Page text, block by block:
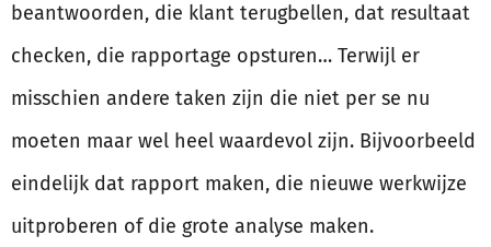
beantwoorden, die klant terugbellen, dat resultaat
checken, die rapportage opsturen… Terwijl er
misschien andere taken zijn die niet per se nu
moeten maar wel heel waardevol zijn. Bijvoorbeeld
eindelijk dat rapport maken, die nieuwe werkwijze
uitproberen of die grote analyse maken.